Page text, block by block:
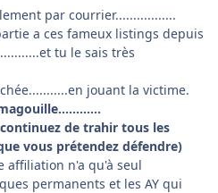
par courrier.................
a ces fameux listings depuis
tu le sais très
jouant la victime.
de trahir tous les
vous prétendez défendre)
affiliation n'a qu'à seul
permanents et les AY qui